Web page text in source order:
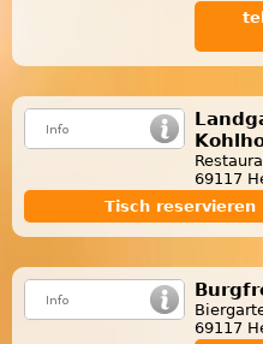
69117
Tisch reservieren
69117